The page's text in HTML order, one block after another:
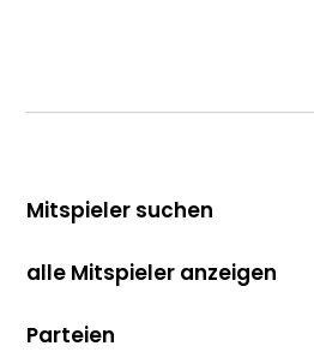
Mitspieler suchen
alle Mitspieler anzeigen
Parteien